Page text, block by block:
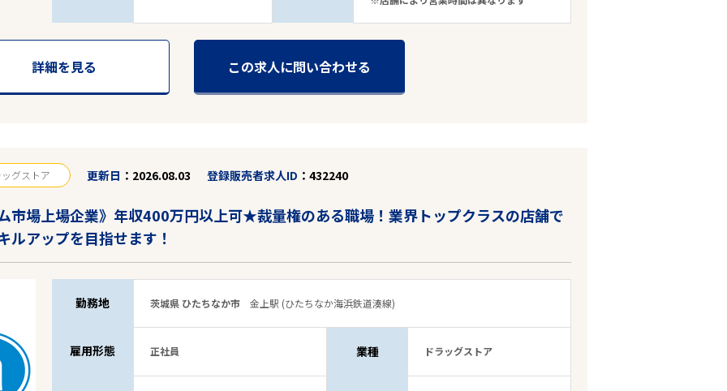
詳細を見る この求人に問い合わせる
ッグストア 更新日 2026.08.03 登録販売者求人ID 432240
市場上場企業》年収400万円以上可★裁量権のある職場！業界トップクラスの店舗で
アップを目指せます！
勤務地 茨城県 ひたちなか市 金上駅 (ひたちなか海浜鉄道湊線)
雇用形態 正社員 業種 ドラッグストア